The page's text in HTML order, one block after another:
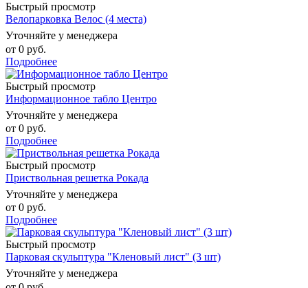
Быстрый просмотр
Велопарковка Велос (4 места)
Уточняйте у менеджера
от 0 руб.
Подробнее
Быстрый просмотр
Информационное табло Центро
Уточняйте у менеджера
от 0 руб.
Подробнее
Быстрый просмотр
Приствольная решетка Рокада
Уточняйте у менеджера
от 0 руб.
Подробнее
Быстрый просмотр
Парковая скульптура "Кленовый лист" (3 шт)
Уточняйте у менеджера